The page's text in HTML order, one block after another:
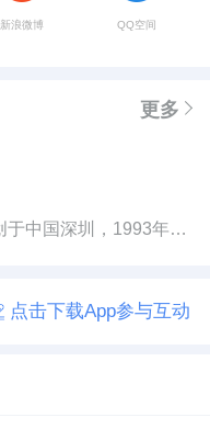
新浪微博 QQ空间
更多
金地集团1988年初创于中国深圳，1993年开始经营房地产业务，2001年在上交所上市（600383.SH），是中国较早上市并实现全国化布局的房地产企业。
点击下载App参与互动